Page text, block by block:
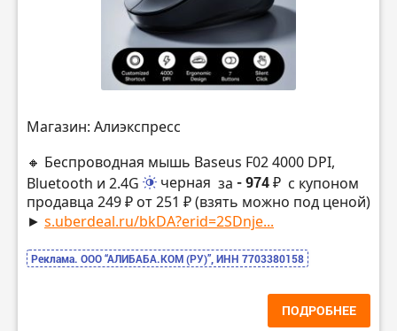
Магазин: Алиэкспресс
🔸 Беспроводная мышь Baseus F02 4000 DPI,
Bluetooth и 2.4G
черная за - 974 ₽ с купоном
продавца 249 ₽ от 251 ₽ (взять можно под ценой)
► s.uberdeal.ru/bkDA?erid=2SDnje...
Реклама. ООО “АЛИБАБА.КОМ (РУ)”, ИНН 7703380158
ПОДРОБНЕЕ